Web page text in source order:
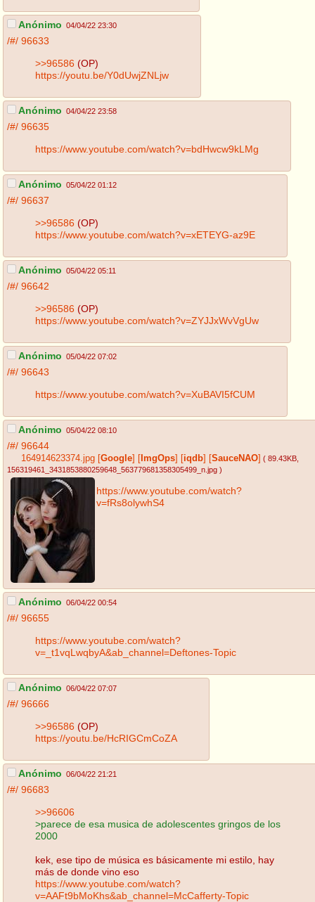
Anónimo 04/04/22 23:30
/#/ 96633
>>96586 (OP)
https://youtu.be/Y0dUwjZNLjw
Anónimo 04/04/22 23:58
/#/ 96635
https://www.youtube.com/watch?v=bdHwcw9kLMg
Anónimo 05/04/22 01:12
/#/ 96637
>>96586 (OP)
https://www.youtube.com/watch?v=xETEYG-az9E
Anónimo 05/04/22 05:11
/#/ 96642
>>96586 (OP)
https://www.youtube.com/watch?v=ZYJJxWvVgUw
Anónimo 05/04/22 07:02
/#/ 96643
https://www.youtube.com/watch?v=XuBAVI5fCUM
Anónimo 05/04/22 08:10
/#/ 96644
164914623374.jpg Google ImgOps iqdb SauceNAO ( 89.43KB
156319461_3431853880259648_563779681358305499_n.jpg )
https://www.youtube.com/watch?
v=fRs8olywhS4
Anónimo 06/04/22 00:54
/#/ 96655
https://www.youtube.com/watch?
v=_t1vqLwqbyA&ab_channel=Deftones-Topic
Anónimo 06/04/22 07:07
/#/ 96666
>>96586 (OP)
https://youtu.be/HcRIGCmCoZA
Anónimo 06/04/22 21:21
/#/ 96683
>>96606
>parece de esa musica de adolescentes gringos de los
2000
kek, ese tipo de música es básicamente mi estilo, hay
más de donde vino eso
https://www.youtube.com/watch?
v=AAFt9bMoKhs&ab_channel=McCafferty-Topic